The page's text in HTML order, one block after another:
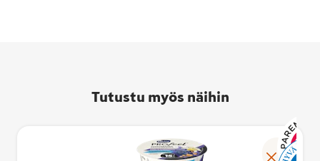
Tutustu myös näihin